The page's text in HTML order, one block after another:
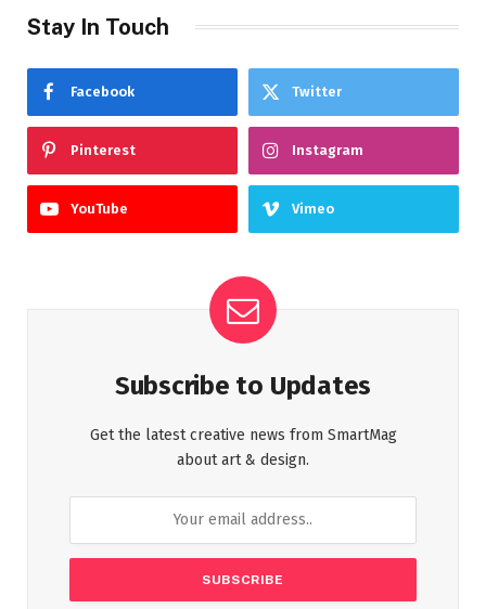
Stay In Touch
Facebook Twitter
Pinterest Instagram
YouTube Vimeo
Subscribe to Updates
Get the latest creative news from SmartMag
about art & design.